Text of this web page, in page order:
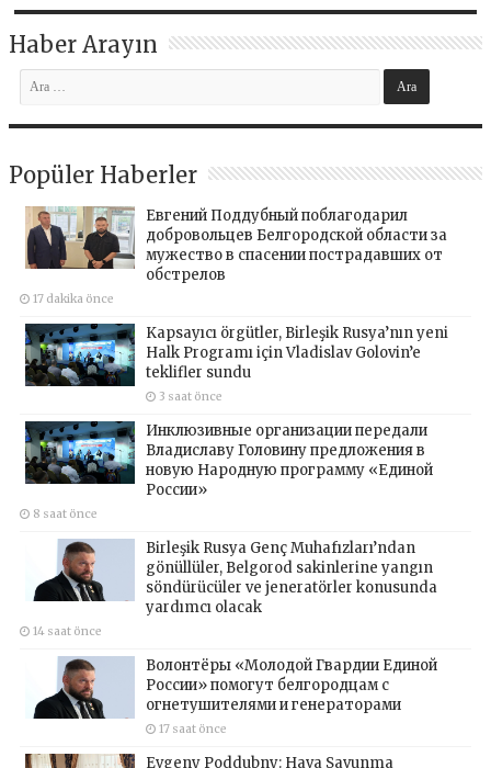
Haber Arayın
Popüler Haberler
Евгений Поддубный поблагодарил
добровольцев Белгородской области за
мужество в спасении пострадавших от
обстрелов
17 dakika önce
Kapsayıcı örgütler, Birleşik Rusya’nın yeni
Halk Programı için Vladislav Golovin’e
teklifler sundu
3 saat önce
Инклюзивные организации передали
Владиславу Головину предложения в
новую Народную программу «Единой
России»
8 saat önce
Birleşik Rusya Genç Muhafızları’ndan
gönüllüler, Belgorod sakinlerine yangın
söndürücüler ve jeneratörler konusunda
yardımcı olacak
14 saat önce
Волонтёры «Молодой Гвардии Единой
России» помогут белгородцам с
огнетушителями и генераторами
17 saat önce
Evgeny Poddubny: Hava Savunma